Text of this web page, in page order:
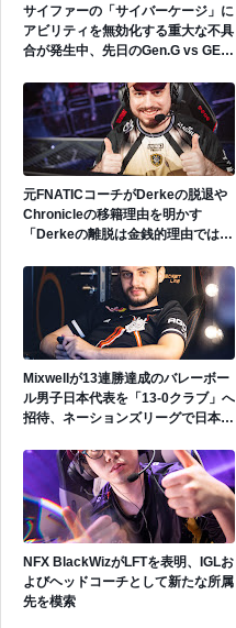
サイファーの「サイバーケージ」に
アビリティを無効化する重大な不具
合が発生中、先日のGen.G vs GEで
元FNATICコーチがDerkeの脱退や
Chronicleの移籍理由を明かす
「Derkeの離脱は金銭的理由ではな
Mixwellが13連勝達成のバレーボー
ル男子日本代表を「13-0クラブ」へ
招待、ネーションズリーグで日本代
NFX BlackWizがLFTを表明、IGLお
よびヘッドコーチとして新たな所属
先を模索